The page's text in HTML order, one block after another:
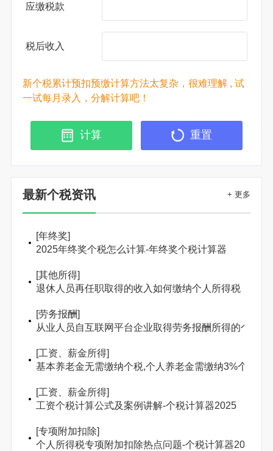
应缴税款
税后收入
新个税累计预扣预缴计算方法太复杂，很难理解 , 试
一试每月录入，分解计算吧！
计算 重置
最新个税资讯 + 更多
[年终奖]
2025年终奖个税怎么计算-年终奖个税计算器
[其他所得]
退休人员再任职取得的收入如何缴纳个人所得税
[劳务报酬]
从业人员自互联网平台企业取得劳务报酬所得的个人
[工资、薪金所得]
基本养老金无需缴纳个税,个人养老金需缴纳3%个人所
[工资、薪金所得]
工资个税计算公式及案例讲解-个税计算器2025
[专项附加扣除]
个人所得税专项附加扣除热点问题-个税计算器2025